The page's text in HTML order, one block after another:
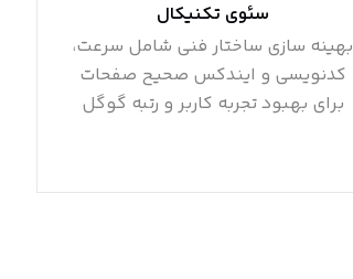
سئوی تکنیکال
بهینه سازی ساختار فنی شامل سرعت،
کدنویسی و ایندکس صحیح صفحات
برای بهبود تجربه کاربر و رتبه گوگل